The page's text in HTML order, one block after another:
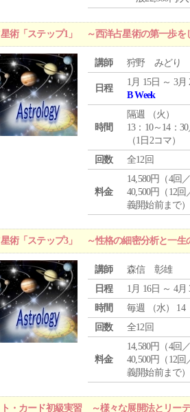
術「ステップ1」 ～西洋占星術の第一歩を
講師 狩野 みどり
日程
1月 15日 ～ 3月
B Week
時間
隔週 （火 ）
13：10～14：
（1日2コマ）
回数
全12回
料金
14,580円（4回
40,500円（12
義開始前まで）
術「ステップ3」 ～性格の細密分析と一生
講師
森信 彰雄
日程
1月 16日 ～ 4月
時間
毎週 （水） 14
回数
全12回
料金
14,580円（4回
40,500円（12
義開始前まで）
・カード初級実習 ～様々な展開法とリー